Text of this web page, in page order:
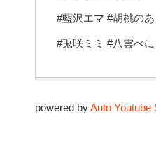
#藍沢エマ #胡桃の
#兎咲ミミ #八雲べ
powered byAuto Youtube